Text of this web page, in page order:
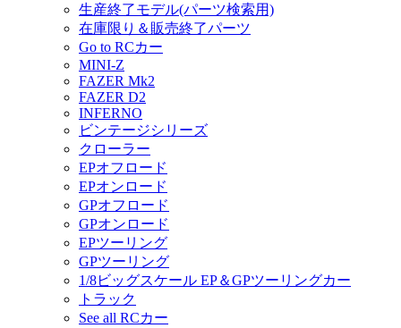
生産終了モデル(パーツ検索用)
在庫限り＆販売終了パーツ
Go to RCカー
MINI-Z
FAZER Mk2
FAZER D2
INFERNO
ビンテージシリーズ
クローラー
EPオフロード
EPオンロード
GPオフロード
GPオンロード
EPツーリング
GPツーリング
1/8ビッグスケール EP＆GPツーリングカー
トラック
See all RCカー